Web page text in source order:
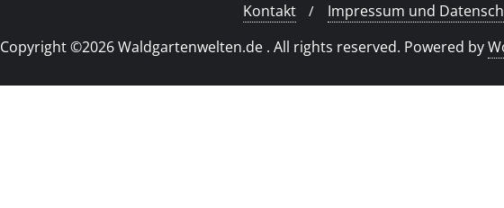
Kontakt
Impressum und
Copyright ©2026 Waldgartenwelten.de . All rights reserved. Powered by